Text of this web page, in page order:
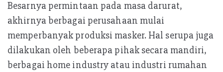
Besarnya permintaan pada masa darurat,
akhirnya berbagai perusahaan mulai
memperbanyak produksi masker. Hal serupa juga
dilakukan oleh beberapa pihak secara mandiri,
berbagai home industry atau industri rumahan